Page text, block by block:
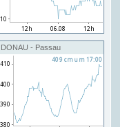
DONAU - Passau